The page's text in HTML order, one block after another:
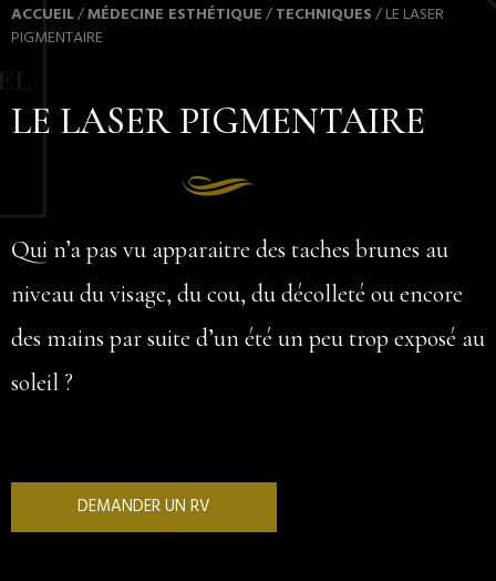
ACCUEIL/MÉDECINE ESTHÉTIQUE/TECHNIQUES/LE LASER
PIGMENTAIRE
LE LASER PIGMENTAIRE
Qui n’a pas vu apparaitre des taches brunes au
niveau du visage, du cou, du décolleté ou encore
des mains par suite d’un été un peu trop exposé au
soleil ?
DEMANDER UN RV